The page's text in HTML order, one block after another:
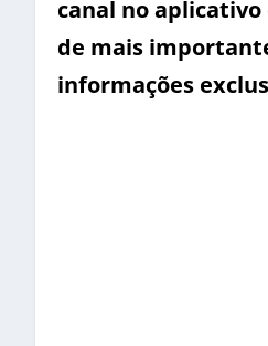
canal no aplicativo
de mais
informações